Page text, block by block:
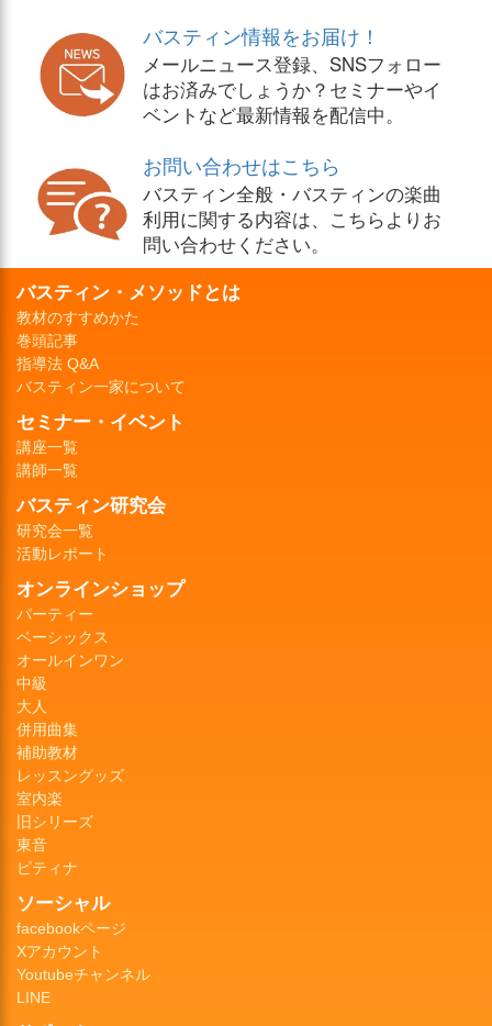
バスティン情報をお届け！
メールニュース登録、SNSフォロー
はお済みでしょうか？セミナーやイ
ベントなど最新情報を配信中。
お問い合わせはこちら
バスティン全般・バスティンの楽曲
利用に関する内容は、こちらよりお
問い合わせください。
バスティン・メソッドとは
教材のすすめかた
巻頭記事
指導法 Q&A
バスティン一家について
セミナー・イベント
講座一覧
講師一覧
バスティン研究会
研究会一覧
活動レポート
オンラインショップ
パーティー
ベーシックス
オールインワン
中級
大人
併用曲集
補助教材
レッスングッズ
室内楽
旧シリーズ
東音
ピティナ
ソーシャル
facebookページ
Xアカウント
Youtubeチャンネル
LINE